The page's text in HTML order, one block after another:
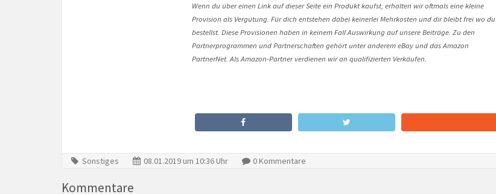
Wenn du über einen Link auf dieser Seite ein Produkt kaufst, erhalten wir oftmals eine kleine
Provision als Vergütung. Für dich entstehen dabei keinerlei Mehrkosten und dir bleibt frei wo du
bestellst. Diese Provisionen haben in keinem Fall Auswirkung auf unsere Beiträge. Zu den
Partnerprogrammen und Partnerschaften gehört unter anderem eBay und das Amazon
PartnerNet. Als Amazon-Partner verdienen wir an qualifizierten Verkäufen.
Sonstiges 08.01.2019 um 10:36 Uhr 0 Kommentare
Kommentare